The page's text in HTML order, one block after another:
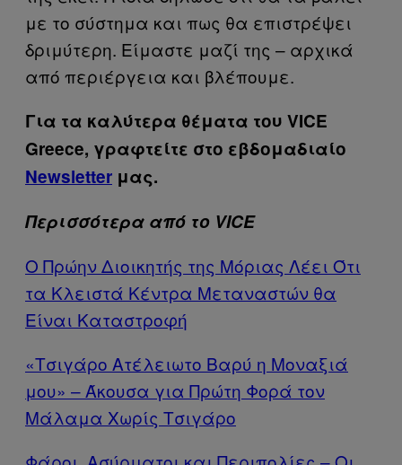
με το σύστημα και πως θα επιστρέψει
δριμύτερη. Είμαστε μαζί της – αρχικά
από περιέργεια και βλέπουμε.
Για τα καλύτερα θέματα του VICE
Greece, γραφτείτε στο εβδομαδιαίο
Newsletter μας.
Περισσότερα από το VICE
Ο Πρώην Διοικητής της Μόριας Λέει Ότι
τα Κλειστά Κέντρα Μεταναστών θα
Είναι Καταστροφή
«Τσιγάρο Ατέλειωτο Βαρύ η Μοναξιά
μου» – Άκουσα για Πρώτη Φορά τον
Μάλαμα Χωρίς Τσιγάρο